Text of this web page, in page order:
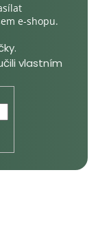
e-shopu.